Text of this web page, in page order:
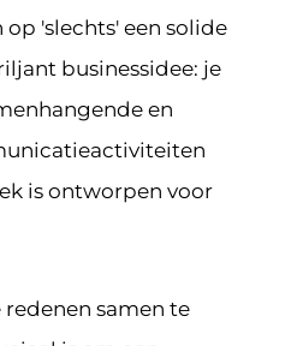
'slechts' een solide
businessidee: je
en
is ontworpen voor
samen te